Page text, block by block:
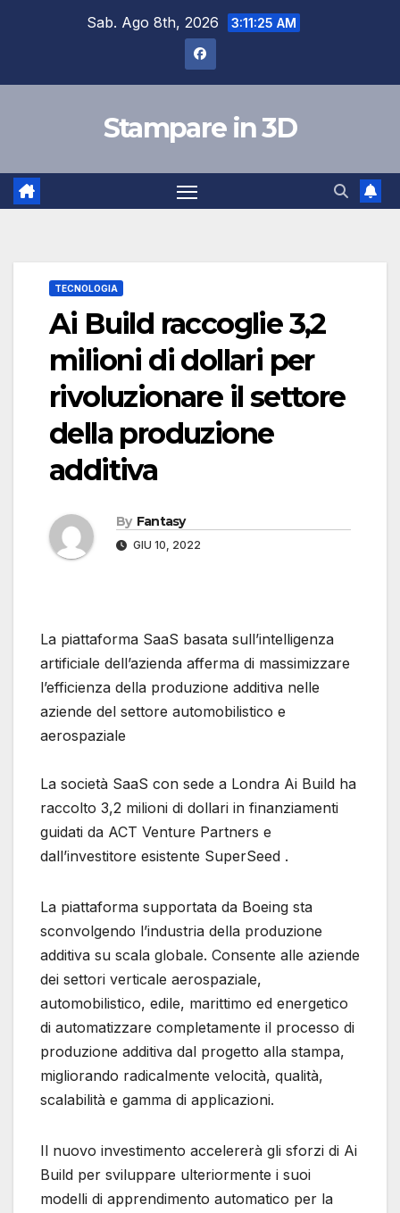
Sab. Ago 8th, 2026 3:11:26 AM
Stampare in 3D
TECNOLOGIA
Ai Build raccoglie 3,2
milioni di dollari per
rivoluzionare il settore
della produzione
additiva
By Fantasy
GIU 10, 2022
La piattaforma SaaS basata sull’intelligenza
artificiale dell’azienda afferma di massimizzare
l’efficienza della produzione additiva nelle
aziende del settore automobilistico e
aerospaziale
La società SaaS con sede a Londra Ai Build ha
raccolto 3,2 milioni di dollari in finanziamenti
guidati da ACT Venture Partners e
dall’investitore esistente SuperSeed .
La piattaforma supportata da Boeing sta
sconvolgendo l’industria della produzione
additiva su scala globale. Consente alle aziende
dei settori verticale aerospaziale,
automobilistico, edile, marittimo ed energetico
di automatizzare completamente il processo di
produzione additiva dal progetto alla stampa,
migliorando radicalmente velocità, qualità,
scalabilità e gamma di applicazioni.
Il nuovo investimento accelererà gli sforzi di Ai
Build per sviluppare ulteriormente i suoi
modelli di apprendimento automatico per la